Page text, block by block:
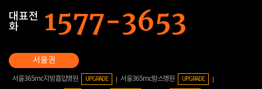
대표전
화
서울365mc지방흡입병원 UPGRADE 서울365mc람스병원 UPGRADE